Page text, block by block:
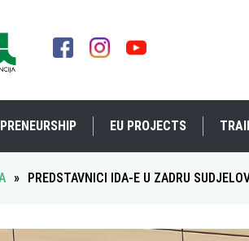
EU PROJECTS
» PREDSTAVNICI IDA-E U ZADRU